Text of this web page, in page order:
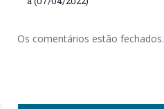
Os comentários estão fechados.